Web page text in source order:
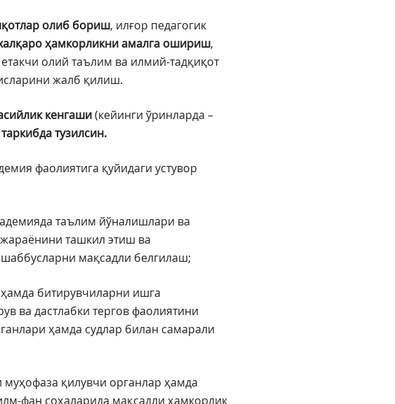
олиб бориш, илғор педагогик
ҳамкорликни амалга ошириш,
олий таълим ва илмий-тадқиқот
жалб қилиш.
кенгаши(кейинги ўринларда –
тузилсин.
фаолиятига қуйидаги устувор
таълим йўналишлари ва
ташкил этиш ва
мақсадли белгилаш;
битирувчиларни ишга
ва дастлабки тергов фаолиятини
ҳамда судлар билан самарали
қилувчи органлар ҳамда
фан соҳаларида мақсадли ҳамкорлик